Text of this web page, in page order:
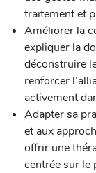
traitement et
Améliorer la
expliquer la
déconstruire
renforcer
activement
Adapter sa
et aux
offrir une
centrée sur le